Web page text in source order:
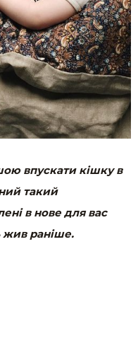
впускати кішку в
такий
в нове для вас
жив раніше.